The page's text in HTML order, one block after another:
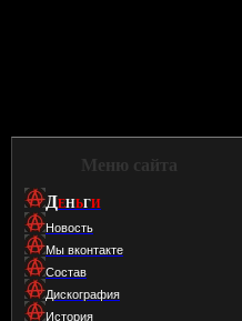
Меню сайта
ДЕНЬГИ
Новость
Мы вконтакте
Состав
Дискография
История